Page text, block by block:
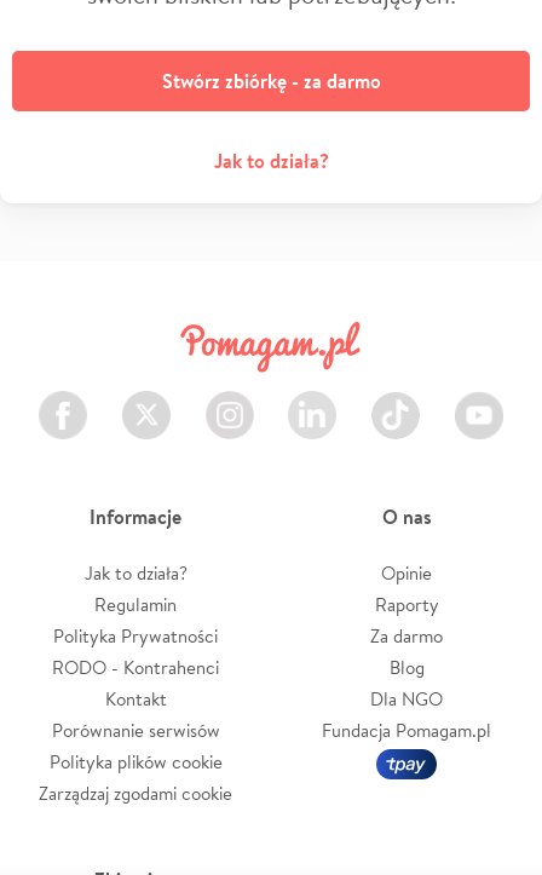
Stwórz zbiórkę - za darmo
Jak to działa?
Facebook Twitter Instagram LinkedIn TikTok Youtube
Informacje
Jak to działa?
Regulamin
Polityka Prywatności
RODO - Kontrahenci
Kontakt
Porównanie serwisów
Polityka plików cookie
Zarządzaj zgodami cookie
O nas
Opinie
Raporty
Za darmo
Blog
Dla NGO
Fundacja Pomagam.pl